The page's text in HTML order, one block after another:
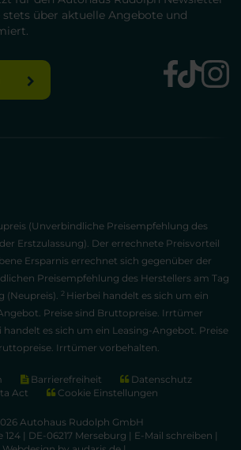
stets über aktuelle Angebote und
(Unverbindliche Preisempfehlung des
Erstzulassung). Der errechnete Preisvorteil
Ersparnis errechnet sich gegenüber der
Preisempfehlung des Herstellers am Tag
(Neupreis). 2 Hierbei handelt es sich um ein
Preise sind Bruttopreise. Irrtümer
handelt es sich um ein Leasing-Angebot. Preise
Irrtümer vorbehalten.
Barrierefreiheit
Datenschutz
Act
Cookie Einstellungen
Autohaus Rudolph GmbH
| DE-06217 Merseburg | E-Mail schreiben |